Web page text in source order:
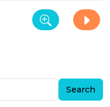
Search